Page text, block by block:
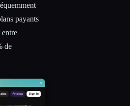
payants
entre
de